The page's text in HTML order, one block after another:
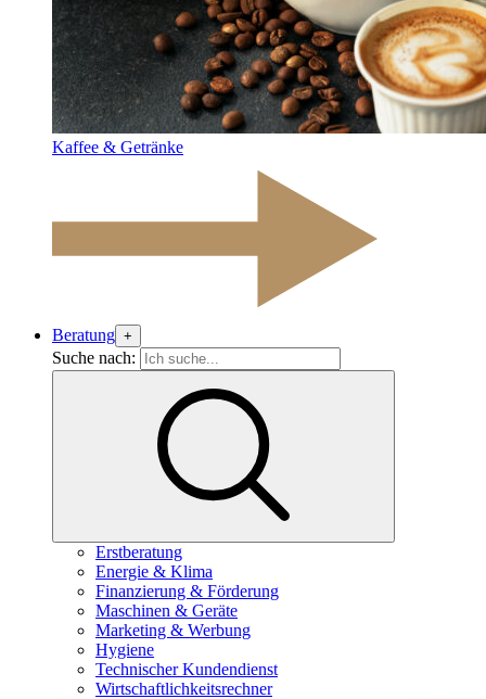
Kaffee & Getränke
Beratung +
Suche nach:
Erstberatung
Energie & Klima
Finanzierung & Förderung
Maschinen & Geräte
Marketing & Werbung
Hygiene
Technischer Kundendienst
Wirtschaftlichkeitsrechner